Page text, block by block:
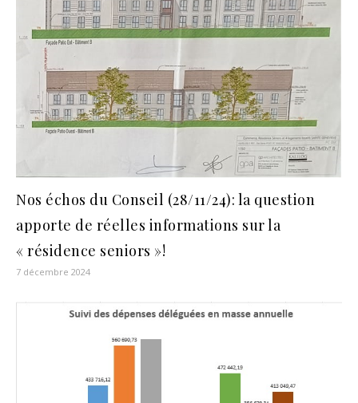
Nos échos du Conseil (28/11/24): la question
apporte de réelles informations sur la
« résidence seniors »!
7 décembre 2024